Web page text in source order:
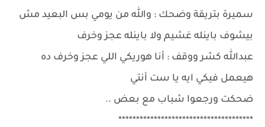
سميرة بتريقة وضحك : والله من يومي بس البعيد مش
بيشوف باينله غشيم ولا باينله عجز وخرف
عبدالله كشر ووقف : أنا هوريكي اللي عجز وخرف ده
هيعمل فيكي ايه يا ست أنتي
ضحكت ورجعوا شباب مع بعض ..
**************************************